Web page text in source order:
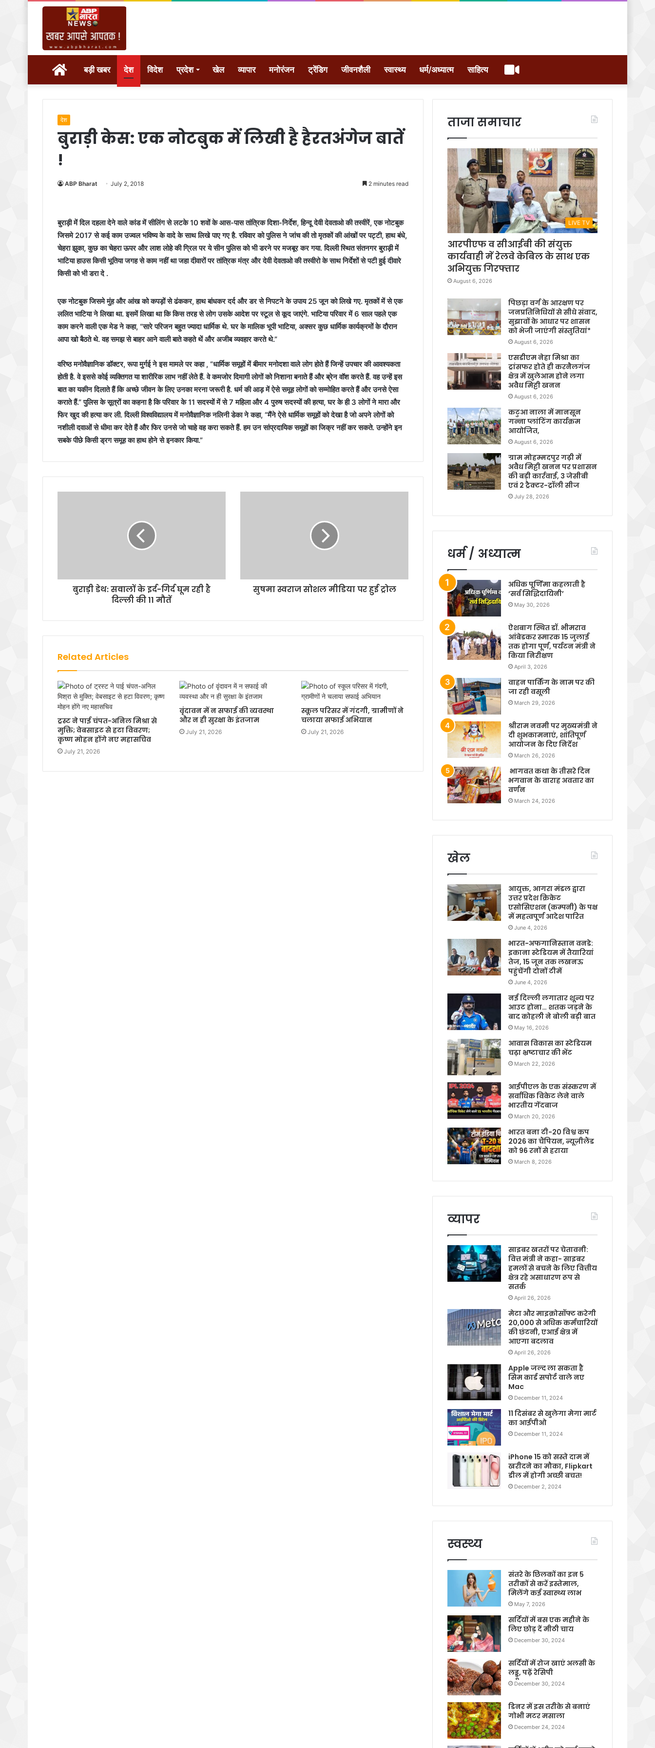
होम बड़ी खबर देश विदेश प्रदेश खेल व्यापार मनोरंजन ट्रेंडिग जीवनशैली स्वास्थ्य धर्म/अध्यात्म साहित्य वीडियो
देश
बुराड़ी केस: एक नोटबुक में लिखी है हैरतअंगेज बातें
!
ABP Bharat July 2, 2018 2 minutes read
बुराड़ी में दिल दहला देने वाले कांड में सीलिंग से लटके 10 शवों के आस-पास तांत्रिक दिशा-निर्देश, हिन्दू देवी देवताओ की तस्वीरें, एक नोटबुक
जिसमे 2017 से कई काम उज्वल भविष्य के वादे के साथ लिखे पाए गए है. रविवार को पुलिस ने जांच की तो मृतकों की आंखों पर पट्टी, हाथ बंधे,
चेहरा झुका, कुछ का चेहरा ऊपर और लाश लोहे की ग्रिल पर ये सीन पुलिस को भी डरने पर मजबूर कर गया. दिल्ली स्थित संतनगर बुराड़ी में
भाटिया हाउस किसी भूतिया जगह से काम नहीं था जहा दीवारों पर तांत्रिक मंत्र और देवी देवताओ की तस्वीरो के साथ निर्देशों से पटी हुई दीवारे
किसी को भी डरा दे .
एक नोटबुक जिसमे मुंह और आंख को कपड़ों से ढंककर, हाथ बांधकर दर्द और डर से निपटने के उपाय 25 जून को लिखे गए. मृतकों में से एक
ललित भाटिया ने लिखा था. इसमें लिखा था कि किस तरह से लोग उसके आदेश पर स्टूल से कूद जाएंगे. भाटिया परिवार में 6 साल पहले एक
काम करने वाली एक मेड ने कहा, “सारे परिजन बहुत ज्यादा धार्मिक थे. घर के मालिक भूपी भाटिया, अक्सर कुछ धार्मिक कार्यक्रमों के दौरान
आपा खो बैठते थे. वह समझ से बाहर आने वाली बाते कहते थें और अजीब व्यवहार करते थे.”
वरिष्ठ मनोवैज्ञानिक डॉक्टर, रूपा मुर्गई ने इस मामले पर कहा , “धार्मिक समूहों में बीमार मनोदशा वाले लोग होते हैं जिन्हें उपचार की आवश्यकता
होती है. वे इससे कोई व्यक्तिगत या शारीरिक लाभ नहीं लेते हैं. वे कमजोर दिमागी लोगों को निशाना बनाते हैं और ब्रेन वॉश करते हैं. वह उन्हें इस
बात का यकीन दिलाते हैं कि अच्छे जीवन के लिए उनका मरना जरूरी है. धर्म की आड़ में ऐसे समूह लोगों को सम्मोहित करते हैं और उनसे ऐसा
कराते हैं.” पुलिस के सूत्रों का कहना है कि परिवार के 11 सदस्यों में से 7 महिला और 4 पुरुष सदस्यों की हत्या, घर के ही 3 लोगों ने मारा और
फिर खुद की हत्या कर ली. दिल्ली विश्वविद्यालय में मनोवैज्ञानिक नलिनी डेका ने कहा, “मैंने ऐसे धार्मिक समूहों को देखा है जो अपने लोगों को
नशीली दवाओं से धीमा कर देते हैं और फिर उनसे जो चाहे वह करा सकते हैं. हम उन सांप्रदायिक समूहों का जिक्र नहीं कर सकते. उन्होंने इन
सबके पीछे किसी ड्रग समूह का हाथ होने से इनकार किया.”
बुराड़ी डेथ: सवालों के इर्द-गिर्द घूम रही है
दिल्ली की 11 मौतें
सुषमा स्वराज सोशल मीडिया पर हुई ट्रोल
Related Articles
ट्रस्ट ने पाई चंपत-अनिल मिश्रा से
मुक्ति; वेबसाइट से हटा विवरण;
कृष्ण मोहन होंगे नए महासचिव
July 21, 2026
वृंदावन में न सफाई की व्यवस्था
और न ही सुरक्षा के इंतजाम
July 21, 2026
स्कूल परिसर में गंदगी, ग्रामीणों ने
चलाया सफाई अभियान
July 21, 2026
ताजा समाचार
LIVE TV
आरपीएफ व सीआईबी की संयुक्त
कार्यवाही में रेलवे केबिल के साथ एक
अभियुक्त गिरफ्तार
August 6, 2026
पिछड़ा वर्ग के आरक्षण पर
जनप्रतिनिधियों से सीधे संवाद,
सुझावों के आधार पर शासन
को भेजी जाएंगी संस्तुतियां*
August 6, 2026
एसडीएम नेहा मिश्रा का
ट्रांसफर होते ही करनैलगंज
क्षेत्र में खुलेआम होने लगा
अवैध मिट्टी खनन
August 6, 2026
कटुआ नाला में मानसून
गन्ना प्लांटिंग कार्यक्रम
आयोजित,
August 6, 2026
ग्राम मोहम्मदपुर गढ़ी में
अवैध मिट्टी खनन पर प्रशासन
की बड़ी कार्रवाई, 3 जेसीबी
एवं 2 ट्रैक्टर-ट्रॉली सीज
July 28, 2026
धर्म / अध्यात्म
अधिक पूर्णिमा कहलाती है
‘सर्व सिद्धिदायिनी’
May 30, 2026
ऐशबाग स्थित डॉ. भीमराव
आंबेडकर स्मारक 15 जुलाई
तक होगा पूर्ण, पर्यटन मंत्री ने
किया निरीक्षण
April 3, 2026
वाहन पार्किंग के नाम पर की
जा रही वसूली
March 29, 2026
श्रीराम नवमी पर मुख्यमंत्री ने
दी शुभकामनाएं, शांतिपूर्ण
आयोजन के दिए निर्देश
March 26, 2026
भागवत कथा के तीसरे दिन
भगवान के वाराह अवतार का
वर्णन
March 24, 2026
खेल
आयुक्त, आगरा मंडल द्वारा
उत्तर प्रदेश क्रिकेट
एसोसिएशन (कम्पनी) के पक्ष
में महत्वपूर्ण आदेश पारित
June 4, 2026
भारत-अफगानिस्तान वनडे:
इकाना स्टेडियम में तैयारियां
तेज, 15 जून तक लखनऊ
पहुंचेंगी दोनों टीमें
June 4, 2026
नई दिल्ली लगातार शून्य पर
आउट होना… शतक जड़ने के
बाद कोहली ने बोली बड़ी बात
May 16, 2026
आवास विकास का स्टेडियम
चढ़ा भ्रष्टाचार की भेंट
March 22, 2026
आईपीएल के एक संस्करण में
सर्वाधिक विकेट लेने वाले
भारतीय गेंदबाज
March 20, 2026
भारत बना टी-20 विश्व कप
2026 का चैंपियन, न्यूज़ीलैंड
को 96 रनों से हराया
March 8, 2026
व्यापर
साइबर खतरों पर चेतावनी:
वित्त मंत्री ने कहा- साइबर
हमलों से बचने के लिए वित्तीय
क्षेत्र रहे असाधारण रूप से
सतर्क
April 26, 2026
मेटा और माइक्रोसॉफ्ट करेगी
20,000 से अधिक कर्मचारियों
की छंटनी, एआई क्षेत्र में
आएगा बदलाव
April 26, 2026
Apple जल्द ला सकता है
सिम कार्ड सपोर्ट वाले नए
Mac
December 11, 2024
11 दिसंबर से खुलेगा मेगा मार्ट
का आईपीओ
December 11, 2024
iPhone 15 को सस्ते दाम में
खरीदने का मौका, Flipkart
डील में होगी अच्छी बचत!
December 2, 2024
स्वस्थ्य
संतरे के छिलकों का इन 5
तरीकों से करें इस्तेमाल,
मिलेंगे कई स्वास्थ्य लाभ
May 7, 2026
सर्दियों में बस एक महीने के
लिए छोड़ दें मीठी चाय
December 30, 2024
सर्दियों में रोज खाएं अलसी के
लड्डू, पढ़ें रेसिपी
December 30, 2024
डिनर में इस तरीके से बनाएं
गोभी मटर मसाला
December 24, 2024